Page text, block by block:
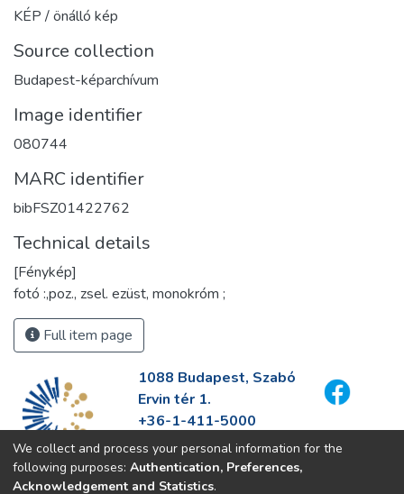
KÉP / önálló kép
Source collection
Budapest-képarchívum
Image identifier
080744
MARC identifier
bibFSZ01422762
Technical details
[Fénykép]
fotó :,poz., zsel. ezüst, monokróm ;
Full item page
1088 Budapest, Szabó
Ervin tér 1.
+36-1-411-5000
info@fszek.hu
https://fszek.hu
We collect and process your personal information for the
following purposes: Authentication, Preferences,
Acknowledgement and Statistics.